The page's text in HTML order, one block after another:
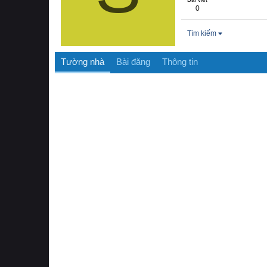
0
Tìm kiếm
Tường nhà Bài đăng Thông tin